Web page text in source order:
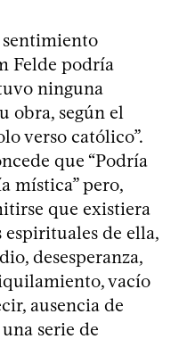
sentimiento
Felde podría
ninguna
obra, según el
verso católico”.
que “Podría
mística” pero,
que existiera
espirituales de ella,
desesperanza,
vacío
ausencia de
serie de